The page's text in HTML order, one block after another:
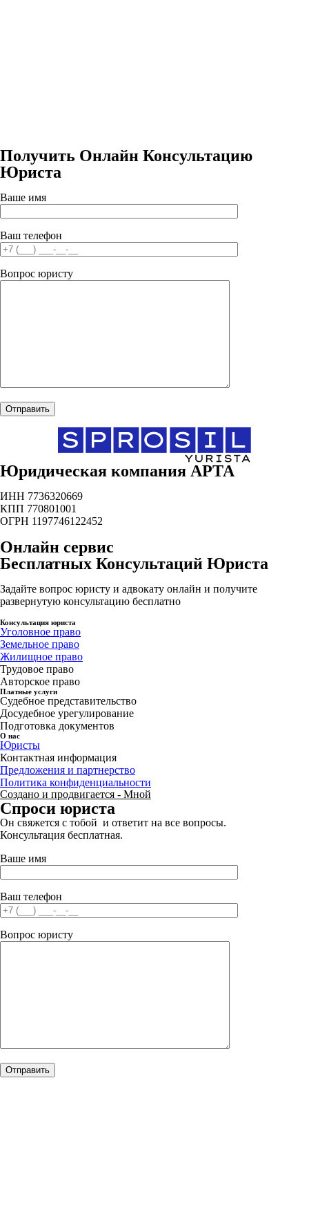
Получить Онлайн Консультацию
Юриста
Ваше имя
Ваш телефон
Вопрос юристу
Юридическая компания АРТА
ИНН 7736320669
КПП 770801001
ОГРН 1197746122452
Онлайн сервис
Бесплатных Консультаций Юриста
Задайте вопрос юристу и адвокату онлайн и получите
развернутую консультацию бесплатно
Консультация юриста
Уголовное право
Земельное право
Жилищное право
Трудовое право
Авторское право
Платные услуги
Судебное представительство
Досудебное урегулирование
Подготовка документов
О нас
Юристы
Контактная информация
Предложения и партнерство
Политика конфиденциальности
Создано и продвигается - Мной
Спроси юриста
Он свяжется с тобой и ответит на все вопросы.
Консультация бесплатная.
Ваше имя
Ваш телефон
Вопрос юристу